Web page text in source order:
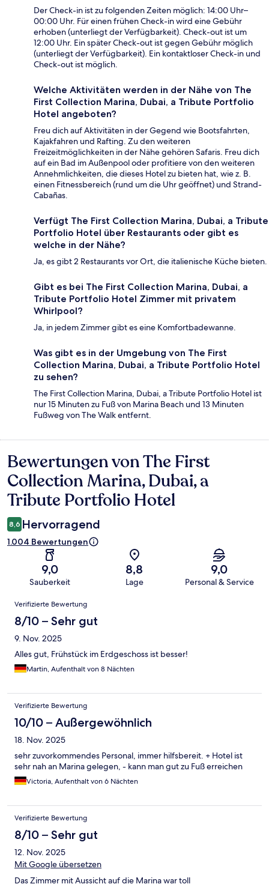
Der Check-in ist zu folgenden Zeiten möglich: 14:00 Uhr–
00:00 Uhr. Für einen frühen Check-in wird eine Gebühr
erhoben (unterliegt der Verfügbarkeit). Check-out ist um
12:00 Uhr. Ein später Check-out ist gegen Gebühr möglich
(unterliegt der Verfügbarkeit). Ein kontaktloser Check-in und
Check-out ist möglich.
Welche Aktivitäten werden in der Nähe von The
First Collection Marina, Dubai, a Tribute Portfolio
Hotel angeboten?
Freu dich auf Aktivitäten in der Gegend wie Bootsfahrten,
Kajakfahren und Rafting. Zu den weiteren
Freizeitmöglichkeiten in der Nähe gehören Safaris. Freu dich
auf ein Bad im Außenpool oder profitiere von den weiteren
Annehmlichkeiten, die dieses Hotel zu bieten hat, wie z. B.
einen Fitnessbereich (rund um die Uhr geöffnet) und Strand-
Cabañas.
Verfügt The First Collection Marina, Dubai, a Tribute
Portfolio Hotel über Restaurants oder gibt es
welche in der Nähe?
Ja, es gibt 2 Restaurants vor Ort, die italienische Küche bieten.
Gibt es bei The First Collection Marina, Dubai, a
Tribute Portfolio Hotel Zimmer mit privatem
Whirlpool?
Ja, in jedem Zimmer gibt es eine Komfortbadewanne.
Was gibt es in der Umgebung von The First
Collection Marina, Dubai, a Tribute Portfolio Hotel
zu sehen?
The First Collection Marina, Dubai, a Tribute Portfolio Hotel ist
nur 15 Minuten zu Fuß von Marina Beach und 13 Minuten
Fußweg von The Walk entfernt.
Bewertungen
Bewertungen von The First
Collection Marina, Dubai, a
Tribute Portfolio Hotel
8,6 Hervorragend
1.004 Bewertungen
9,0
Sauberkeit
8,8
Lage
9,0
Personal & Service
Bewertungen
Verifizierte Bewertung
8/10 – Sehr gut
9. Nov. 2025
Alles gut, Frühstück im Erdgeschoss ist besser!
Martin, Aufenthalt von 8 Nächten
Verifizierte Bewertung
10/10 – Außergewöhnlich
18. Nov. 2025
sehr zuvorkommendes Personal, immer hilfsbereit. + Hotel ist
sehr nah an Marina gelegen, - kann man gut zu Fuß erreichen
Victoria, Aufenthalt von 6 Nächten
Verifizierte Bewertung
8/10 – Sehr gut
12. Nov. 2025
Mit Google übersetzen
Das Zimmer mit Aussicht auf die Marina war toll